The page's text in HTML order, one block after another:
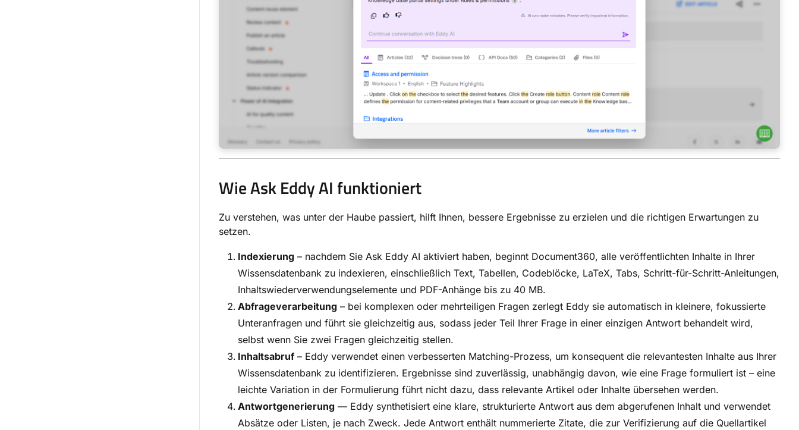
Wie Ask Eddy AI funktioniert
Zu verstehen, was unter der Haube passiert, hilft Ihnen, bessere Ergebnisse zu erzielen und die richtigen Erwartungen zu
setzen.
Indexierung – nachdem Sie Ask Eddy AI aktiviert haben, beginnt Document360, alle veröffentlichten Inhalte in Ihrer
Wissensdatenbank zu indexieren, einschließlich Text, Tabellen, Codeblöcke, LaTeX, Tabs, Schritt-für-Schritt-Anleitungen,
Inhaltswiederverwendungselemente und PDF-Anhänge bis zu 40 MB.
Abfrageverarbeitung – bei komplexen oder mehrteiligen Fragen zerlegt Eddy sie automatisch in kleinere, fokussierte
Unteranfragen und führt sie gleichzeitig aus, sodass jeder Teil Ihrer Frage in einer einzigen Antwort behandelt wird,
selbst wenn Sie zwei Fragen gleichzeitig stellen.
Inhaltsabruf– Eddy verwendet einen verbesserten Matching-Prozess, um konsequent die relevantesten Inhalte aus Ihrer
Wissensdatenbank zu identifizieren. Ergebnisse sind zuverlässig, unabhängig davon, wie eine Frage formuliert ist – eine
leichte Variation in der Formulierung führt nicht dazu, dass relevante Artikel oder Inhalte übersehen werden.
Antwortgenerierung — Eddy synthetisiert eine klare, strukturierte Antwort aus dem abgerufenen Inhalt und verwendet
Absätze oder Listen, je nach Zweck. Jede Antwort enthält nummerierte Zitate, die zur Verifizierung auf die Quellartikel